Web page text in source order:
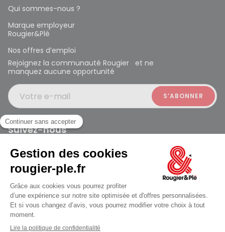
Qui sommes-nous ?
Marque employeur
Rougier&Plé
Nos offres d’emploi
Rejoignez la communauté Rougier et ne
manquez aucune opportunité
Votre e-mail
Suivez-nous
Rougier et Plé 2024 Copyright